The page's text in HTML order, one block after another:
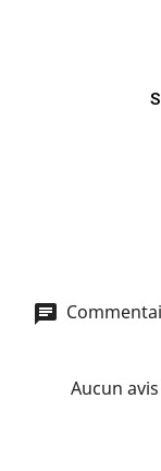
Aucun